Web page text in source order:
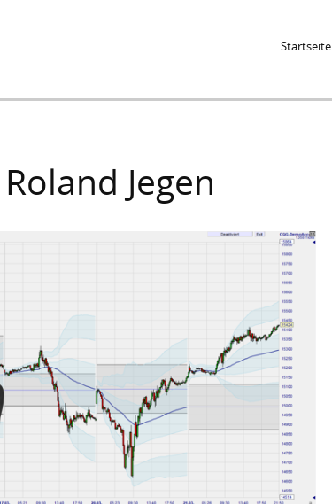
Startseite
Jegen